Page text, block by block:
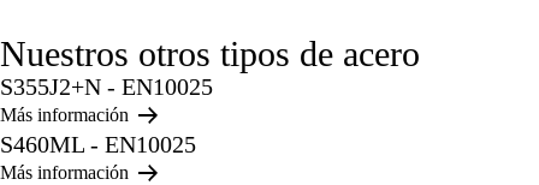
Nuestros otros tipos de acero
S355J2+N - EN10025
Más información
S460ML - EN10025
Más información